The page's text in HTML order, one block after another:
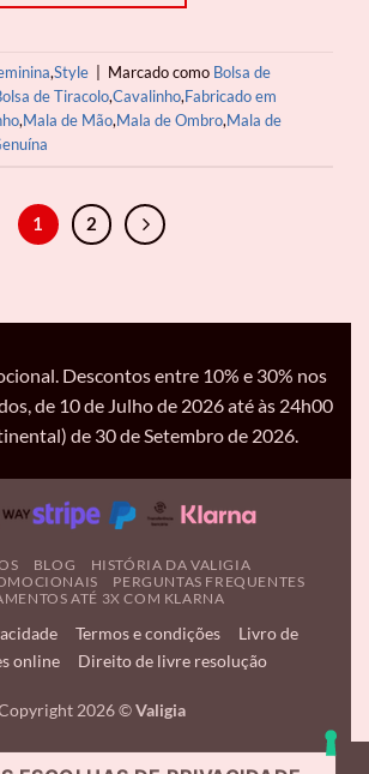
,Style Marcado como Bolsa de
de Tiracolo,Cavalinho,Fabricado em
,Mala de Mão,Mala de Ombro,Mala de
1 2
Descontos entre 10% e 30% nos
de 10 de Julho de 2026 até às 24h00
de 30 de Setembro de 2026.
BLOG
HISTÓRIA DA VALIGIA
PERGUNTAS FREQUENTES
ATÉ 3X COM KLARNA
Termos e condições
Livro de
online
Direito de livre resolução
2026 ©Valigia